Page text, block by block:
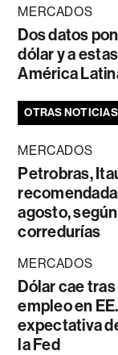
MERCADOS
Dos datos
dólar y a
América
OTRAS
MERCADOS
Petrobras,
agosto,
corredurías
MERCADOS
Dólar cae
empleo en
expectativa
la Fed